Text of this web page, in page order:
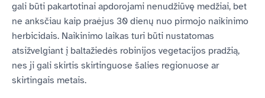
gali būti pakartotinai apdorojami nenudžiūvę medžiai, bet
ne anksčiau kaip praėjus 30 dienų nuo pirmojo naikinimo
herbicidais. Naikinimo laikas turi būti nustatomas
atsižvelgiant į baltažiedės robinijos vegetacijos pradžią,
nes ji gali skirtis skirtinguose šalies regionuose ar
skirtingais metais.